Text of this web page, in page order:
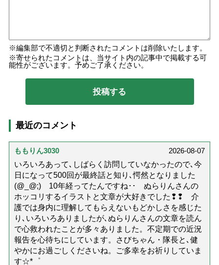
編集部で不適切と判断されたコメントは削除いたします。
寄せられたコメントは、当サイト内の記事中で掲載する可
能性がございます。予めご了承ください。
最近のコメント
ももりん3030
2026-08-07
いろいろあって､しばらく訪問していなかったので､今
日になって500回が最終話と知り､愕然となりました
(@_@;) 10年経ってたんですね･･ ぬらりんさんの
ホッコリするイラストと文章が大好きでした❢❢ 介
護では身内に理解してもらえないもどかしさを感じた
り､いろいろありましたが､ぬらりんさんの文章を読ん
で心救われたことが多々ありました。不定期での近況
報告を心待ちにしています。さびちゃん・隊長と､健
やかにお過ごしくださいね。ご多幸をお祈りしていま
す☆*゜